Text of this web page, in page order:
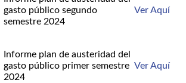
gasto público segundo
semestre 2024
Ver Aquí
Informe plan de austeridad del
gasto público primer semestre
2024
Ver Aquí